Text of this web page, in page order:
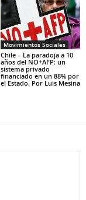
Movimientos Sociales
Chile – La paradoja a 10
años del NO+AFP: un
sistema privado
financiado en un 88% por
el Estado. Por Luis Mesina